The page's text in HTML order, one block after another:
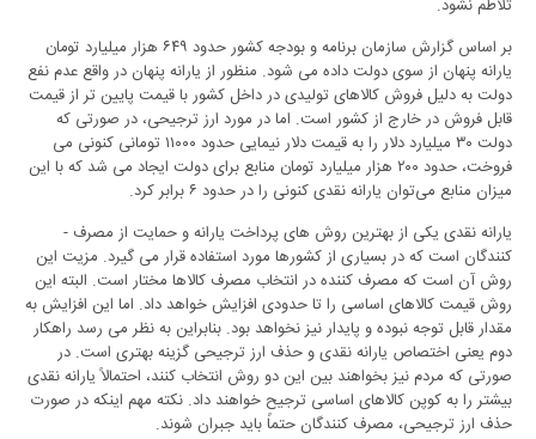
تلاطم نشود.
بر اساس گزارش سازمان برنامه و بودجه کشور حدود ۶۴۹ هزار میلیارد تومان
یارانه پنهان از سوی دولت داده می­ شود. منظور از یارانه پنهان در واقع عدم نفع
دولت به دلیل فروش کالاهای تولیدی در داخل کشور با قیمت پایین­ تر از قیمت
قابل فروش در خارج از کشور است. اما در مورد ارز ترجیحی، در صورتی که
دولت ۳۰ میلیارد دلار را به قیمت دلار نیمایی حدود ۱۱۰۰۰ تومانی کنونی می
فروخت، حدود ۲۰۰ هزار میلیارد تومان منابع برای دولت ایجاد می­ شد که با این
میزان منابع می‌توان یارانه نقدی کنونی را در حدود ۶ برابر کرد.
یارانه نقدی یکی از بهترین روش­ های پرداخت یارانه و حمایت از مصرف ­
کنندگان است که در بسیاری از کشورها مورد استفاده قرار می­ گیرد. مزیت این
روش آن است که مصرف­ کننده در انتخاب مصرف کالاها مختار است. البته این
روش قیمت کالاهای اساسی را تا حدودی افزایش خواهد داد. اما این افزایش به
مقدار قابل توجه نبوده و پایدار نیز نخواهد بود. بنابراین به نظر می رسد راهکار
دوم یعنی اختصاص یارانه نقدی و حذف ارز ترجیحی گزینه بهتری است. در
صورتی که مردم نیز بخواهند بین این دو روش انتخاب کنند، احتمالاً یارانه نقدی
بیشتر را به کوپن کالاهای اساسی ترجیح خواهند داد. نکته مهم اینکه در صورت
حذف ارز ترجیحی، مصرف­ کنندگان حتماً باید جبران شوند.